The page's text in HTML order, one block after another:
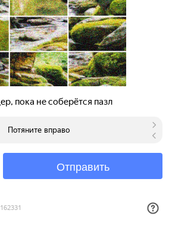
О проекте
Помощь
Карта сайта
- система поиска запчастей,
2026 Все права защищены